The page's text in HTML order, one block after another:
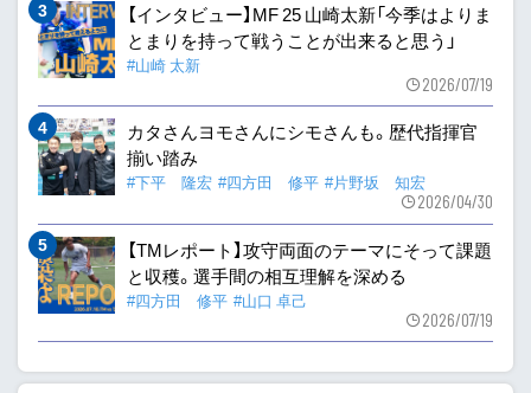
【インタビュー】MF 25 山崎太新「今季はよりま
とまりを持って戦うことが出来ると思う」
#山崎 太新
2026/07/19
カタさんヨモさんにシモさんも。歴代指揮官
揃い踏み
#下平 隆宏 #四方田 修平 #片野坂 知宏
2026/04/30
【TMレポート】攻守両面のテーマにそって課題
と収穫。選手間の相互理解を深める
#四方田 修平 #山口 卓己
2026/07/19